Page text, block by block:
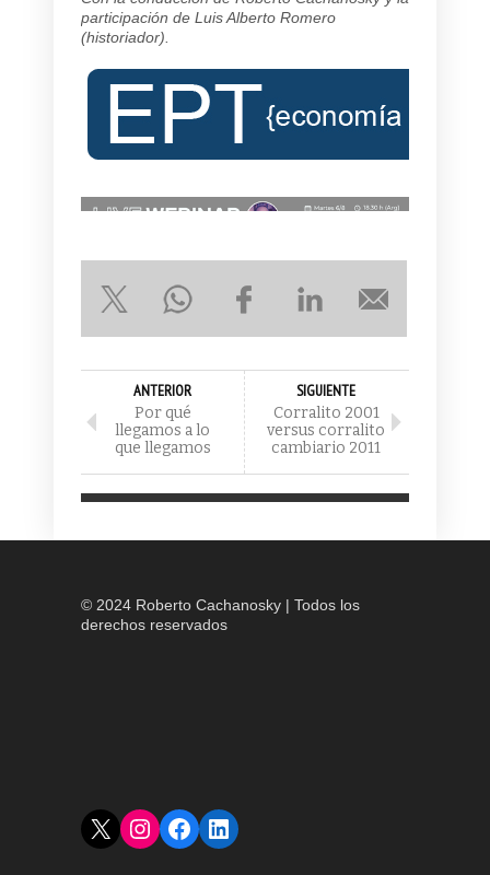
participación de Luis Alberto Romero
(historiador).
ANTERIOR
Por qué
llegamos a lo
que llegamos
SIGUIENTE
Corralito 2001
versus corralito
cambiario 2011
© 2024 Roberto Cachanosky | Todos los
derechos reservados
X Instagram
Facebook
LinkedIn